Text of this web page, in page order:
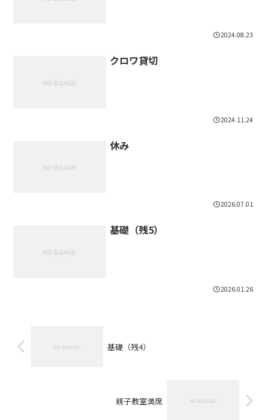
2024.08.23
クロワ貸切
2024.11.24
休み
2026.07.01
基礎（残5）
2026.01.26
基礎（残4）
親子教室満席